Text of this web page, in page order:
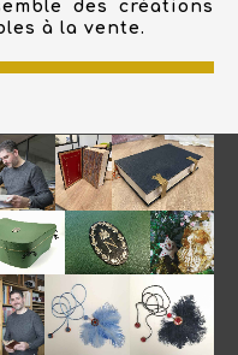
des créations
à la vente.